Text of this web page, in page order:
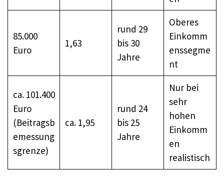
85.000
Euro
1,63
rund 29
bis 30
Jahre
Oberes
Einkomm
enssegme
nt
ca. 101.400
Euro
(Beitragsb
emessung
sgrenze)
ca. 1,95
rund 24
bis 25
Jahre
Nur bei
sehr
hohen
Einkomm
en
realistisch